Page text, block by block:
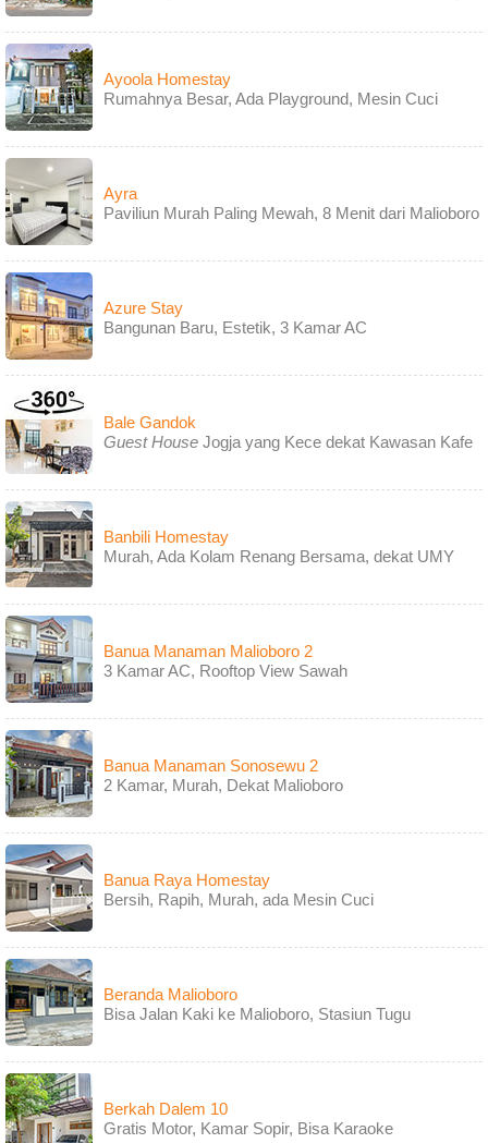
Ayoola Homestay
Rumahnya Besar, Ada Playground, Mesin Cuci
Ayra
Paviliun Murah Paling Mewah, 8 Menit dari Malioboro
Azure Stay
Bangunan Baru, Estetik, 3 Kamar AC
Bale Gandok
Guest House Jogja yang Kece dekat Kawasan Kafe
Banbili Homestay
Murah, Ada Kolam Renang Bersama, dekat UMY
Banua Manaman Malioboro 2
3 Kamar AC, Rooftop View Sawah
Banua Manaman Sonosewu 2
2 Kamar, Murah, Dekat Malioboro
Banua Raya Homestay
Bersih, Rapih, Murah, ada Mesin Cuci
Beranda Malioboro
Bisa Jalan Kaki ke Malioboro, Stasiun Tugu
Berkah Dalem 10
Gratis Motor, Kamar Sopir, Bisa Karaoke